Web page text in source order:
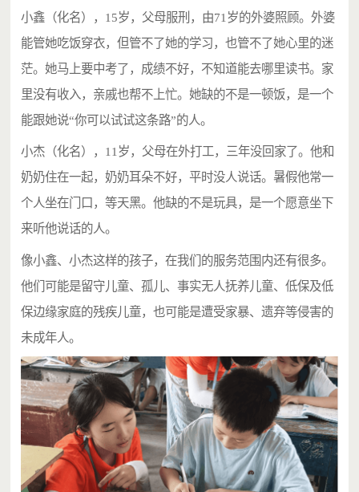
小鑫（化名）， 15岁，父母服刑，由71岁的外婆照顾。外婆
能管她吃饭穿衣，但管不了她的学习，也管不了她心里的迷
茫。她马上要中考了，成绩不好，不知道能去哪里读书。家
里没有收入，亲戚也帮不上忙。她缺的不是一顿饭，是一个
能跟她说“你可以试试这条路”的人。
小杰（化名）， 11岁，父母在外打工，三年没回家了。他和
奶奶住在一起，奶奶耳朵不好，平时没人说话。暑假他常一
个人坐在门口，等天黑。他缺的不是玩具，是一个愿意坐下
来听他说话的人。
像小鑫、小杰这样的孩子，在我们的服务范围内还有很多。
他们可能是留守儿童、孤儿、事实无人抚养儿童、低保及低
保边缘家庭的残疾儿童，也可能是遭受家暴、遗弃等侵害的
未成年人。